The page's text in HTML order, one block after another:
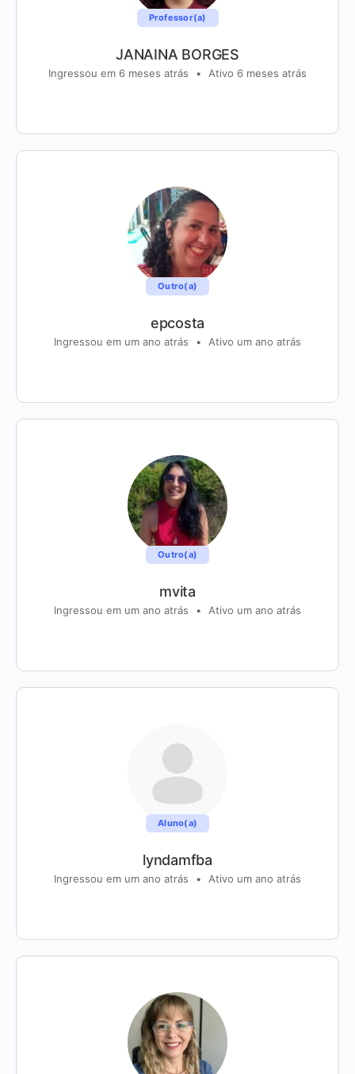
Professor(a)
JANAINA BORGES
Ingressou em 6 meses atrás • Ativo 6 meses atrás
Outro(a)
epcosta
Ingressou em um ano atrás • Ativo um ano atrás
Outro(a)
mvita
Ingressou em um ano atrás • Ativo um ano atrás
Aluno(a)
lyndamfba
Ingressou em um ano atrás • Ativo um ano atrás